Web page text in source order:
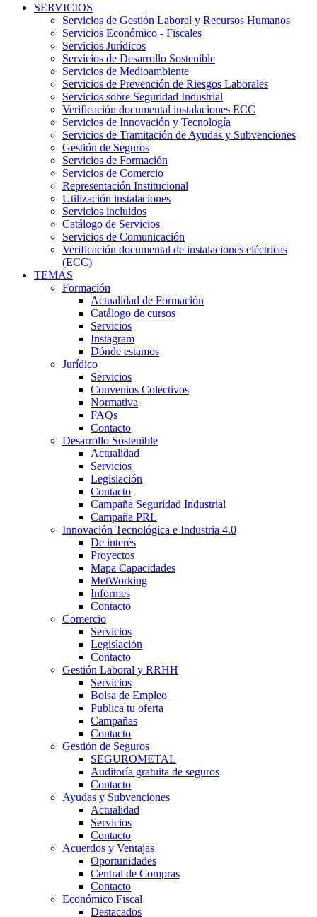
SERVICIOS
Servicios de Gestión Laboral y Recursos Humanos
Servicios Económico - Fiscales
Servicios Jurídicos
Servicios de Desarrollo Sostenible
Servicios de Medioambiente
Servicios de Prevención de Riesgos Laborales
Servicios sobre Seguridad Industrial
Verificación documental instalaciones ECC
Servicios de Innovación y Tecnología
Servicios de Tramitación de Ayudas y Subvenciones
Gestión de Seguros
Servicios de Formación
Servicios de Comercio
Representación Institucional
Utilización instalaciones
Servicios incluidos
Catálogo de Servicios
Servicios de Comunicación
Verificación documental de instalaciones eléctricas
(ECC)
TEMAS
Formación
Actualidad de Formación
Catálogo de cursos
Servicios
Instagram
Dónde estamos
Jurídico
Servicios
Convenios Colectivos
Normativa
FAQs
Contacto
Desarrollo Sostenible
Actualidad
Servicios
Legislación
Contacto
Campaña Seguridad Industrial
Campaña PRL
Innovación Tecnológica e Industria 4.0
De interés
Proyectos
Mapa Capacidades
MetWorking
Informes
Contacto
Comercio
Servicios
Legislación
Contacto
Gestión Laboral y RRHH
Servicios
Bolsa de Empleo
Publica tu oferta
Campañas
Contacto
Gestión de Seguros
SEGUROMETAL
Auditoría gratuita de seguros
Contacto
Ayudas y Subvenciones
Actualidad
Servicios
Contacto
Acuerdos y Ventajas
Oportunidades
Central de Compras
Contacto
Económico Fiscal
Destacados